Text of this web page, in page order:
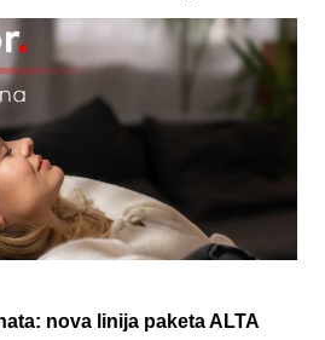
nova linija paketa ALTA